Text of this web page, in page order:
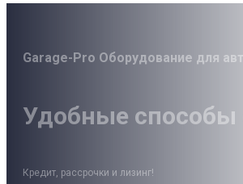
Garage-Pro Оборудование для
Удобные способы
Кредит, рассрочки и лизинг!